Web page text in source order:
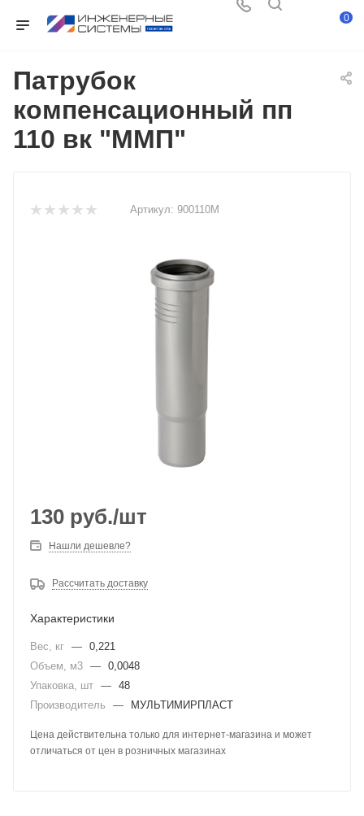
0
Патрубок
компенсационный пп
110 вк "ММП"
Артикул: 900110М
130 руб./шт
Нашли дешевле?
Рассчитать доставку
Характеристики
Вес, кг — 0,221
Объем, м3 — 0,0048
Упаковка, шт — 48
Производитель
— МУЛЬТИМИРПЛАСТ
Цена действительна только для интернет-магазина и может
отличаться от цен в розничных магазинах